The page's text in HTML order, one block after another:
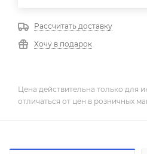
Рассчитать доставку
Хочу в подарок
Цена действительна только для
отличаться от цен в розничных